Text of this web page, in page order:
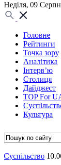
Неділя, 09
Головне
Рейтинги
Точка зору
Аналітика
Інтерв’ю
Столиця
Дайджест
TOP For
Культура
Суспiльство